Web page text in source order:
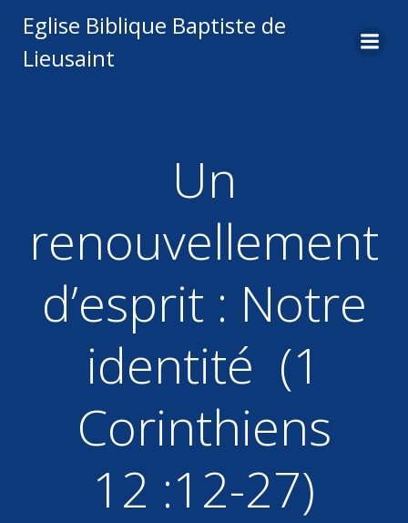
au
Eglise Biblique Baptiste de
Lieusaint
Un
renouvellement
d’esprit : Notre
identité (1
Corinthiens
12 :12-27)